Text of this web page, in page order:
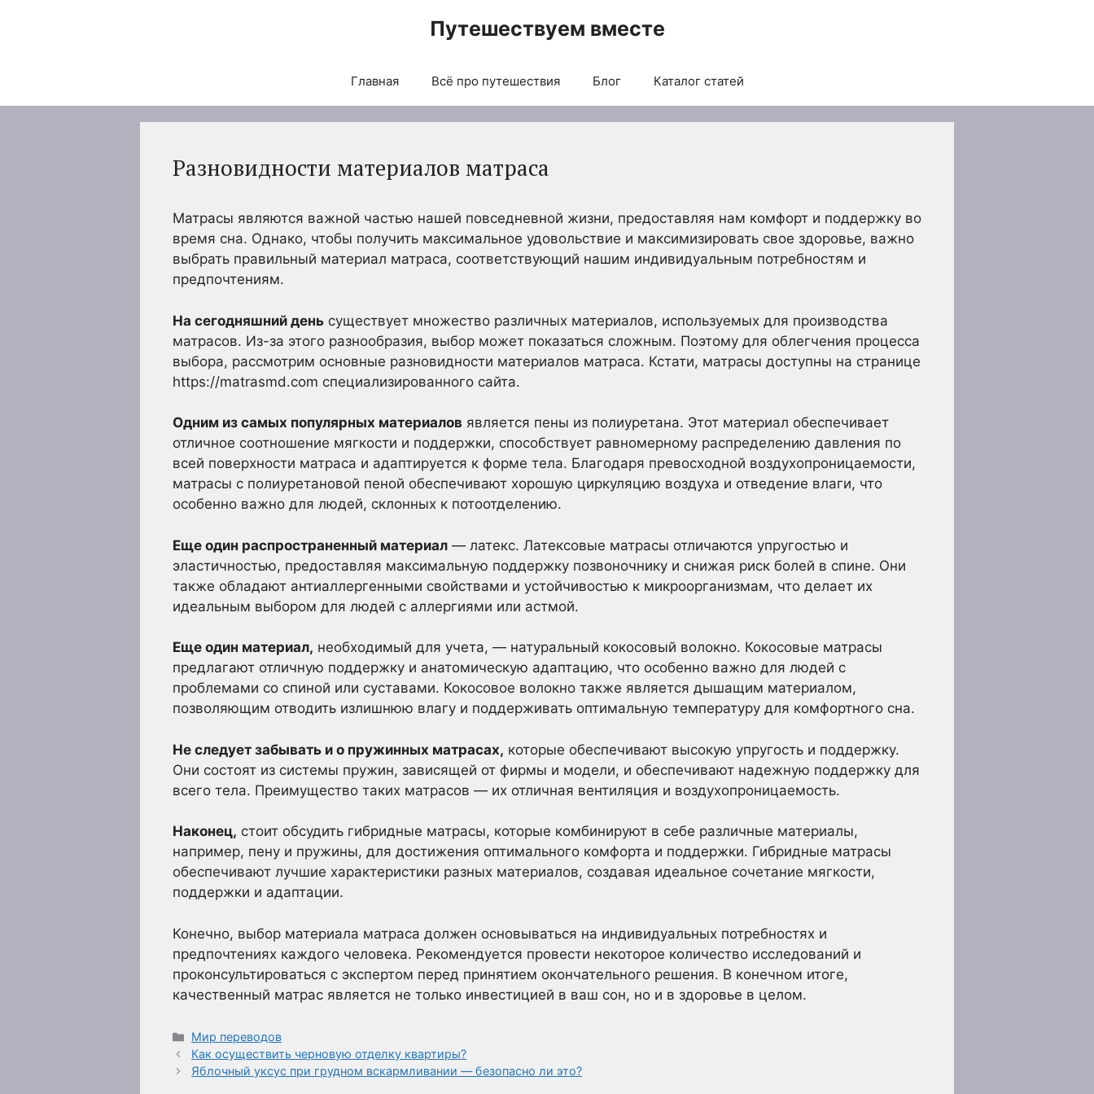
Путешествуем вместе
Главная Всё про путешествия Блог Каталог статей
Разновидности материалов матраса
Матрасы являются важной частью нашей повседневной жизни, предоставляя нам комфорт и поддержку во
время сна. Однако, чтобы получить максимальное удовольствие и максимизировать свое здоровье, важно
выбрать правильный материал матраса, соответствующий нашим индивидуальным потребностям и
предпочтениям.
На сегодняшний день существует множество различных материалов, используемых для производства
матрасов. Из-за этого разнообразия, выбор может показаться сложным. Поэтому для облегчения процесса
выбора, рассмотрим основные разновидности материалов матраса. Кстати, матрасы доступны на странице
https://matrasmd.com специализированного сайта.
Одним из самых популярных материалов является пены из полиуретана. Этот материал обеспечивает
отличное соотношение мягкости и поддержки, способствует равномерному распределению давления по
всей поверхности матраса и адаптируется к форме тела. Благодаря превосходной воздухопроницаемости,
матрасы с полиуретановой пеной обеспечивают хорошую циркуляцию воздуха и отведение влаги, что
особенно важно для людей, склонных к потоотделению.
Еще один распространенный материал — латекс. Латексовые матрасы отличаются упругостью и
эластичностью, предоставляя максимальную поддержку позвоночнику и снижая риск болей в спине. Они
также обладают антиаллергенными свойствами и устойчивостью к микроорганизмам, что делает их
идеальным выбором для людей с аллергиями или астмой.
Еще один материал, необходимый для учета, — натуральный кокосовый волокно. Кокосовые матрасы
предлагают отличную поддержку и анатомическую адаптацию, что особенно важно для людей с
проблемами со спиной или суставами. Кокосовое волокно также является дышащим материалом,
позволяющим отводить излишнюю влагу и поддерживать оптимальную температуру для комфортного сна.
Не следует забывать и о пружинных матрасах, которые обеспечивают высокую упругость и поддержку.
Они состоят из системы пружин, зависящей от фирмы и модели, и обеспечивают надежную поддержку для
всего тела. Преимущество таких матрасов — их отличная вентиляция и воздухопроницаемость.
Наконец, стоит обсудить гибридные матрасы, которые комбинируют в себе различные материалы,
например, пену и пружины, для достижения оптимального комфорта и поддержки. Гибридные матрасы
обеспечивают лучшие характеристики разных материалов, создавая идеальное сочетание мягкости,
поддержки и адаптации.
Конечно, выбор материала матраса должен основываться на индивидуальных потребностях и
предпочтениях каждого человека. Рекомендуется провести некоторое количество исследований и
проконсультироваться с экспертом перед принятием окончательного решения. В конечном итоге,
качественный матрас является не только инвестицией в ваш сон, но и в здоровье в целом.
Рубрики
Мир переводов
Как осуществить черновую отделку квартиры?
Яблочный уксус при грудном вскармливании — безопасно ли это?